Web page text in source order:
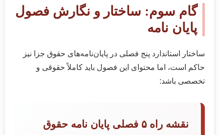
گام سوم: ساختار و نگارش فصول
پایان نامه
ساختار استاندارد پنج فصلی در پایان‌نامه‌های حقوق جزا نیز
حاکم است، اما محتوای این فصول باید کاملاً حقوقی و
تخصصی باشد:
نقشه راه ۵ فصلی پایان نامه حقوق